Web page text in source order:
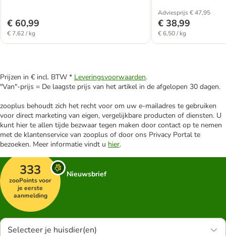
€ 60,99
€ 7,62 / kg
Adviesprijs € 47,95
€ 38,99
€ 6,50 / kg
Prijzen in € incl. BTW * Leveringsvoorwaarden.
"Van"-prijs = De laagste prijs van het artikel in de afgelopen 30 dagen.
zooplus behoudt zich het recht voor om uw e-mailadres te gebruiken
voor direct marketing van eigen, vergelijkbare producten of diensten. U
kunt hier te allen tijde bezwaar tegen maken door contact op te nemen
met de klantenservice van zooplus of door ons Privacy Portal te
bezoeken. Meer informatie vindt u hier.
333
zooPoints voor
je eerste
aanmelding
Nieuwsbrief
Selecteer je huisdier(en)